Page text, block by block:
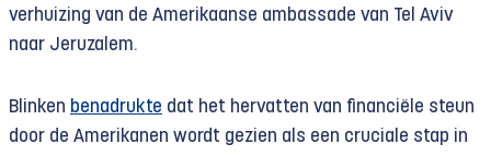
verhuizing van de Amerikaanse ambassade van Tel Aviv
naar Jeruzalem.
Blinken benadrukte dat het hervatten van financiële steun
door de Amerikanen wordt gezien als een cruciale stap in